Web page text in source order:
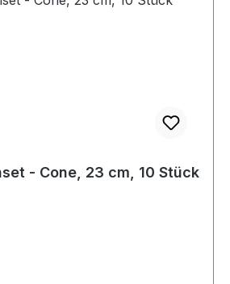
- Cone, 23 cm, 10 Stück